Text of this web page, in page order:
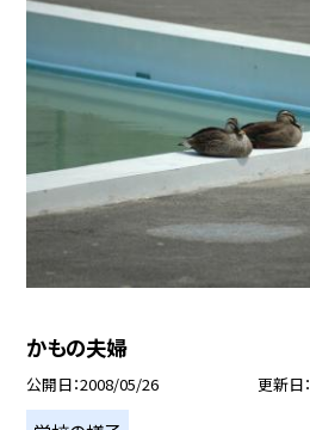
かもの夫婦
公開日 2008/05/26 更新日